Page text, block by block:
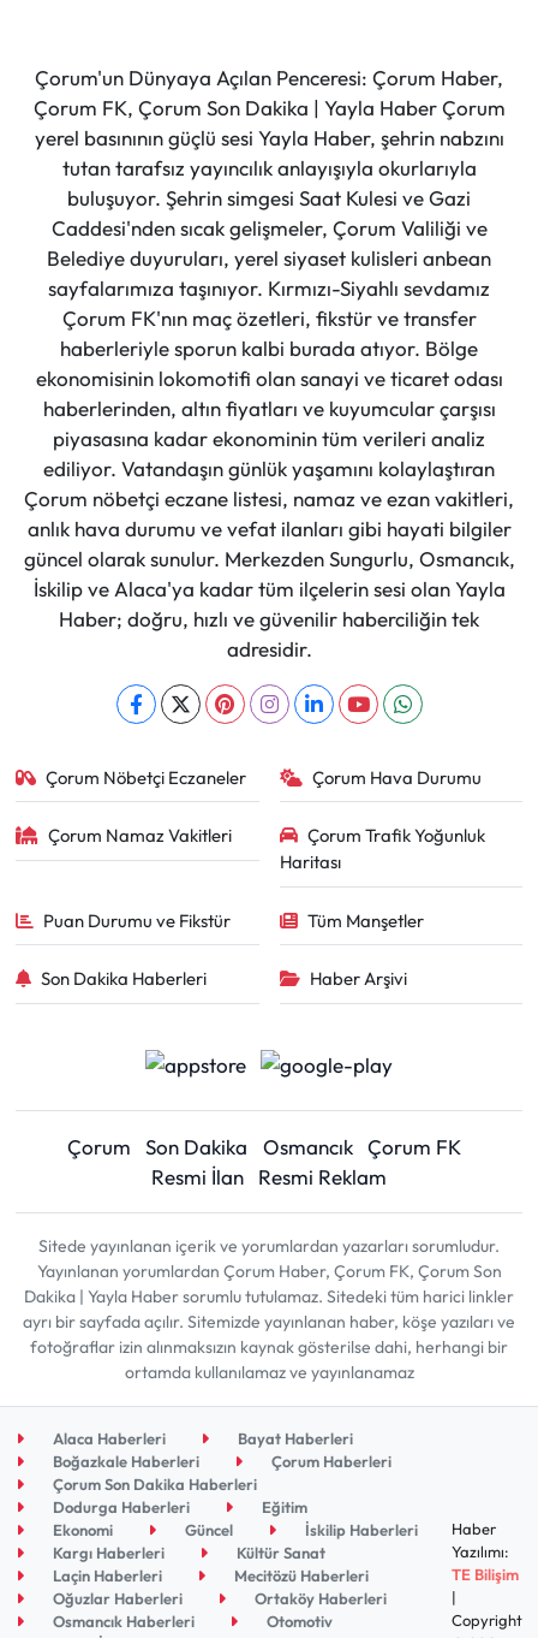
Çorum'un Dünyaya Açılan Penceresi: Çorum Haber,
Çorum FK, Çorum Son Dakika | Yayla Haber Çorum
yerel basınının güçlü sesi Yayla Haber, şehrin nabzını
tutan tarafsız yayıncılık anlayışıyla okurlarıyla
buluşuyor. Şehrin simgesi Saat Kulesi ve Gazi
Caddesi'nden sıcak gelişmeler, Çorum Valiliği ve
Belediye duyuruları, yerel siyaset kulisleri anbean
sayfalarımıza taşınıyor. Kırmızı-Siyahlı sevdamız
Çorum FK'nın maç özetleri, fikstür ve transfer
haberleriyle sporun kalbi burada atıyor. Bölge
ekonomisinin lokomotifi olan sanayi ve ticaret odası
haberlerinden, altın fiyatları ve kuyumcular çarşısı
piyasasına kadar ekonominin tüm verileri analiz
ediliyor. Vatandaşın günlük yaşamını kolaylaştıran
Çorum nöbetçi eczane listesi, namaz ve ezan vakitleri,
anlık hava durumu ve vefat ilanları gibi hayati bilgiler
güncel olarak sunulur. Merkezden Sungurlu, Osmancık,
İskilip ve Alaca'ya kadar tüm ilçelerin sesi olan Yayla
Haber; doğru, hızlı ve güvenilir haberciliğin tek
adresidir.
Çorum Nöbetçi Eczaneler Çorum Hava Durumu
Çorum Namaz Vakitleri
Çorum Trafik Yoğunluk
Haritası
Puan Durumu ve Fikstür Tüm Manşetler
Son Dakika Haberleri Haber Arşivi
Çorum Son Dakika Osmancık Çorum FK
Resmi İlan
Resmi Reklam
Sitede yayınlanan içerik ve yorumlardan yazarları sorumludur.
Yayınlanan yorumlardan Çorum Haber, Çorum FK, Çorum Son
Dakika | Yayla Haber sorumlu tutulamaz. Sitedeki tüm harici linkler
ayrı bir sayfada açılır. Sitemizde yayınlanan haber, köşe yazıları ve
fotoğraflar izin alınmaksızın kaynak gösterilse dahi, herhangi bir
ortamda kullanılamaz ve yayınlanamaz
Alaca Haberleri
Bayat Haberleri
Boğazkale Haberleri
Çorum Haberleri
Çorum Son Dakika Haberleri
Dodurga Haberleri
Eğitim
Ekonomi
Güncel
İskilip Haberleri
Kargı Haberleri
Kültür Sanat
Laçin Haberleri
Mecitözü Haberleri
Oğuzlar Haberleri
Ortaköy Haberleri
Osmancık Haberleri
Otomotiv
Haber
Yazılımı:
TE Bilişim
|
Copyright